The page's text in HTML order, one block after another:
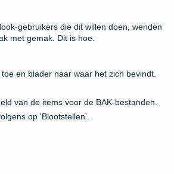
gebruikers die dit willen doen, wenden
met gemak. Dit is hoe.
en blader naar waar het zich bevindt.
van de items voor de BAK-bestanden.
op 'Blootstellen'.